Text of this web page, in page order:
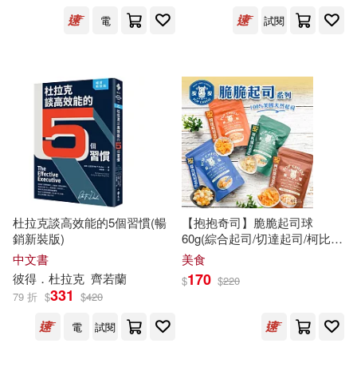
Code：000(21)
安小橙(21)
梁莉娟，張秀峰（主編）(21)
洛夫(21) 矢吹健太朗(21)
詹文明(21)
（俄羅斯）克雷洛夫(21)
北京師範大學出版社(170)
青文(169) 音樂之橋(169)
北京聯合出版公司(165)
紫禁城出版社(165)
華夏出版社(165)
世界圖書出版公司北京公司(162)
滾石(162) 彗智(160)
電
試閱
杜拉克談高效能的5個習慣(暢
銷新裝版)
中文書
彼得．杜拉克 齊若蘭
79 折 $331 $420
電
試閱
【抱抱奇司】脆脆起司球
60g(綜合起司/切達起司/柯比傑
克/莫札瑞拉) -綜合起司
美食
$170 $220